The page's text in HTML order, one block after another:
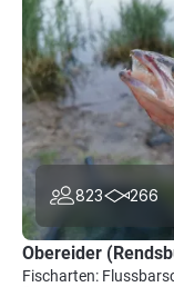
823 266
Obereider
Fischarten: